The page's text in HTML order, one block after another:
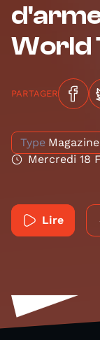
World
PARTAGER
Type Magazine
Mercredi 18
Lire